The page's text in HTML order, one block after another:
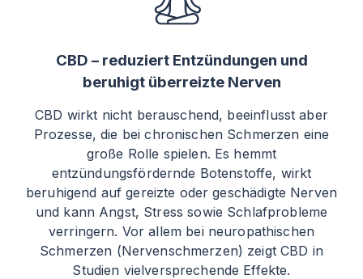
CBD – reduziert Entzündungen und
beruhigt überreizte Nerven
CBD wirkt nicht berauschend, beeinflusst aber
Prozesse, die bei chronischen Schmerzen eine
große Rolle spielen. Es hemmt
entzündungsfördernde Botenstoffe, wirkt
beruhigend auf gereizte oder geschädigte Nerven
und kann Angst, Stress sowie Schlafprobleme
verringern. Vor allem bei neuropathischen
Schmerzen (Nervenschmerzen) zeigt CBD in
Studien vielversprechende Effekte.